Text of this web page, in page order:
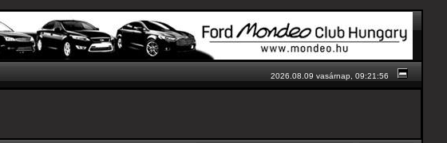
2026.08.09 vasárnap, 09:21:56